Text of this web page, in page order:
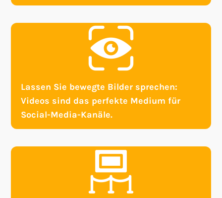
Lassen Sie bewegte Bilder sprechen:
Videos sind das perfekte Medium für
Social-Media-Kanäle.